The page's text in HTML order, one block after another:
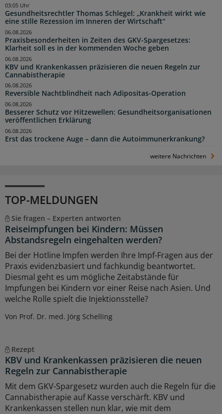
Gesundheitsrechtler Thomas Schlegel: „Krankheit wirkt wie
eine stille Rezession im Inneren der Wirtschaft“
03:05 Uhr
Praxisbesonderheiten in Zeiten des GKV-Spargesetzes:
Klarheit soll es in der kommenden Woche geben
06.08.2026
KBV und Krankenkassen präzisieren die neuen Regeln zur
Cannabistherapie
06.08.2026
Reversible Nachtblindheit nach Adipositas-Operation
06.08.2026
Besserer Schutz vor Hitzewellen: Gesundheitsorganisationen
veröffentlichen Erklärung
06.08.2026
Erst das trockene Auge – dann die Autoimmunerkrankung?
06.08.2026
weitere Nachrichten
TOP-MELDUNGEN
Sie fragen – Experten antworten
Reiseimpfungen bei Kindern: Müssen
Abstandsregeln eingehalten werden?
Bei der Hotline Impfen werden Ihre Impf-Fragen aus der
Praxis evidenzbasiert und fachkundig beantwortet.
Diesmal geht es um mögliche Zeitabstände für
Impfungen bei Kindern vor einer Reise nach Asien. Und
welche Rolle spielt die Injektionsstelle?
Von Prof. Dr. med. Jörg Schelling
Rezept
KBV und Krankenkassen präzisieren die neuen
Regeln zur Cannabistherapie
Mit dem GKV-Spargesetz wurden auch die Regeln für die
Cannabistherapie auf Kasse verschärft. KBV und
Krankenkassen stellen nun klar, wie mit dem